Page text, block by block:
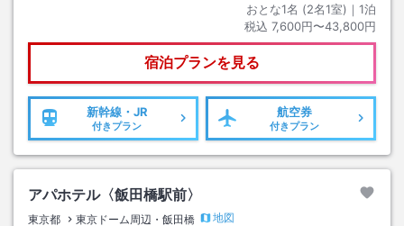
おとな1名 (2名1室)｜ 1泊
税込 7,600円〜43,800円
宿泊プランを見る
新幹線・JR
付きプラン
航空券
付きプラン
アパホテル〈飯田橋駅前〉
東京都 東京ドーム周辺・飯田橋
地図